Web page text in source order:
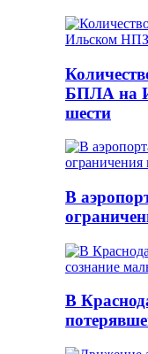
БПЛА на
шести
В
В